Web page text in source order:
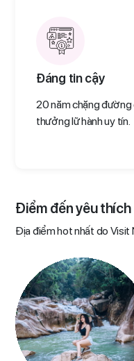
Đáng tin cậy
20 năm chặng đường
thưởng lữ hành uy tín.
Điểm đến yêu thích​
Địa điểm hot nhất do Visit